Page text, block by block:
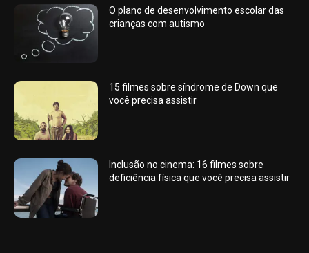
O plano de desenvolvimento escolar das
crianças com autismo
15 filmes sobre síndrome de Down que
você precisa assistir
Inclusão no cinema: 16 filmes sobre
deficiência física que você precisa assistir